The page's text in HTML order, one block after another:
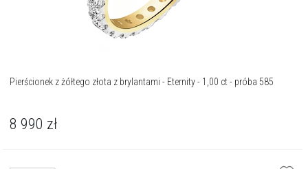
Pierścionek z żółtego złota z brylantami - Eternity - 1,00 ct - próba 585
8 990 zł